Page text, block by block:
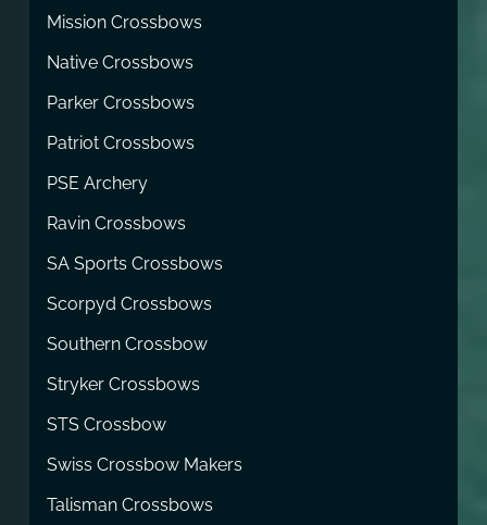
Mission Crossbows
Native Crossbows
Parker Crossbows
Patriot Crossbows
PSE Archery
Ravin Crossbows
SA Sports Crossbows
Scorpyd Crossbows
Southern Crossbow
Stryker Crossbows
STS Crossbow
Swiss Crossbow Makers
Talisman Crossbows